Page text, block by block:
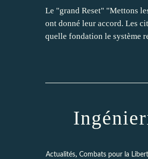
Le "grand Reset" "Mettons
ont donné leur accord. Les
quelle fondation le système
Actualités, Combats pour la